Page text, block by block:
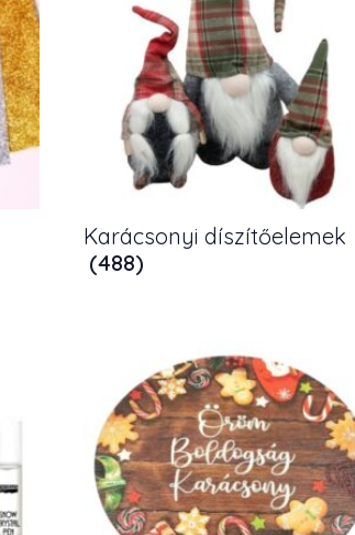
Karácsonyi díszítőelemek
(488)